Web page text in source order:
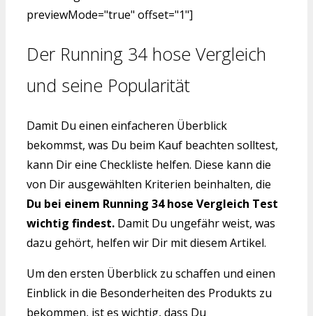
previewMode="true" offset="1"]
Der Running 34 hose Vergleich
und seine Popularität
Damit Du einen einfacheren Überblick
bekommst, was Du beim Kauf beachten solltest,
kann Dir eine Checkliste helfen. Diese kann die
von Dir ausgewählten Kriterien beinhalten, die
Du bei einem Running 34 hose Vergleich Test
wichtig findest. Damit Du ungefähr weist, was
dazu gehört, helfen wir Dir mit diesem Artikel.
Um den ersten Überblick zu schaffen und einen
Einblick in die Besonderheiten des Produkts zu
bekommen, ist es wichtig, dass Du